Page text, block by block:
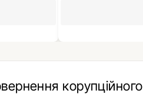
корупційного